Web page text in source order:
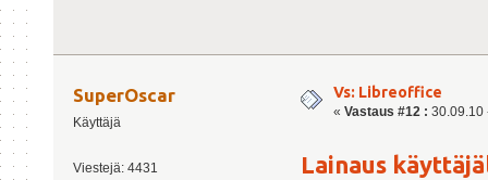
SuperOscar
Käyttäjä
Viestejä: 4431
Vs: Libreoffice
« Vastaus #12 : 30.09.10
Lainaus